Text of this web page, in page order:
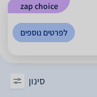
zap choice
לפרטים נוספים
סינון